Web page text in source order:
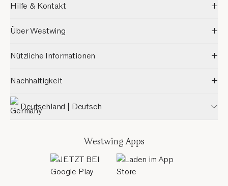
Hilfe & Kontakt
Über Westwing
Nützliche Informationen
Nachhaltigkeit
Deutschland | Deutsch
Westwing Apps